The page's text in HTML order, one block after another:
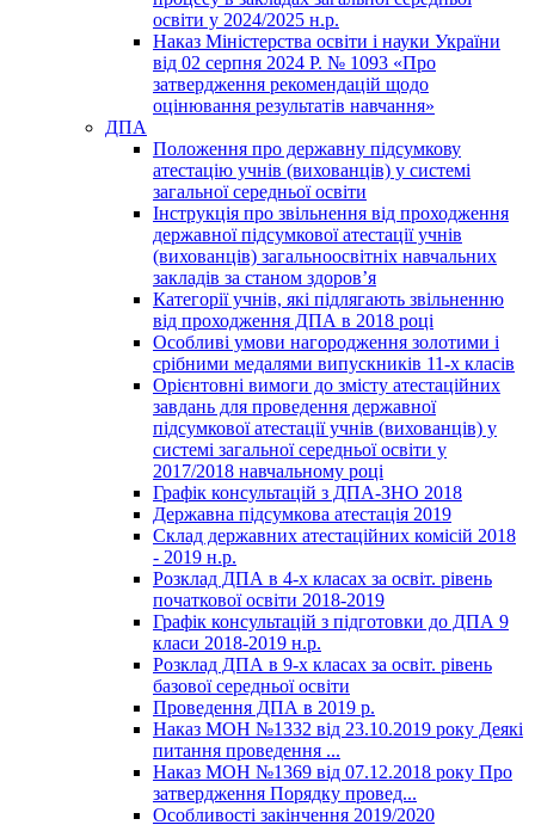
освіти у 2024/2025 н.р.
Наказ Міністерства освіти і науки України
від 02 серпня 2024 Р. № 1093 «Про
затвердження рекомендацій щодо
оцінювання результатів навчання»
ДПА
Положення про державну підсумкову
атестацію учнів (вихованців) у системі
загальної середньої освіти
Інструкція про звільнення від проходження
державної підсумкової атестації учнів
(вихованців) загальноосвітніх навчальних
закладів за станом здоров’я
Категорії учнів, які підлягають звільненню
від проходження ДПА в 2018 році
Особливі умови нагородження золотими і
срібними медалями випускників 11-х класів
Орієнтовні вимоги до змісту атестаційних
завдань для проведення державної
підсумкової атестації учнів (вихованців) у
системі загальної середньої освіти у
2017/2018 навчальному році
Графік консультацій з ДПА-ЗНО 2018
Державна підсумкова атестація 2019
Склад державних атестаційних комісій 2018
- 2019 н.р.
Розклад ДПА в 4-х класах за освіт. рівень
початкової освіти 2018-2019
Графік консультацій з підготовки до ДПА 9
класи 2018-2019 н.р.
Розклад ДПА в 9-х класах за освіт. рівень
базової середньої освіти
Проведення ДПА в 2019 р.
Наказ МОН №1332 від 23.10.2019 року Деякі
питання проведення ...
Наказ МОН №1369 від 07.12.2018 року Про
затвердження Порядку провед...
Особливості закінчення 2019/2020